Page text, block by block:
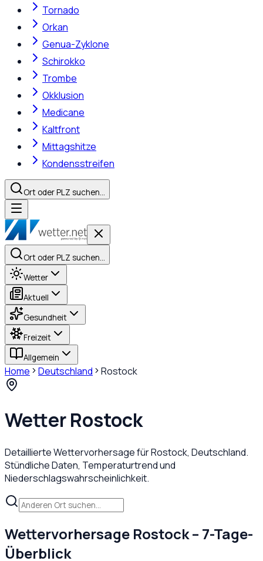
Tornado
Orkan
Genua-Zyklone
Schirokko
Trombe
Okklusion
Medicane
Kaltfront
Mittagshitze
Kondensstreifen
Ort oder PLZ suchen…
Ort oder PLZ suchen…
Wetter
Aktuell
Gesundheit
Freizeit
Allgemein
Home Deutschland Rostock
WetterRostock
Detaillierte Wettervorhersage fürRostock, Deutschland.
Stündliche Daten, Temperaturtrend und
Niederschlagswahrscheinlichkeit.
Wettervorhersage Rostock– 7-Tage-
Überblick